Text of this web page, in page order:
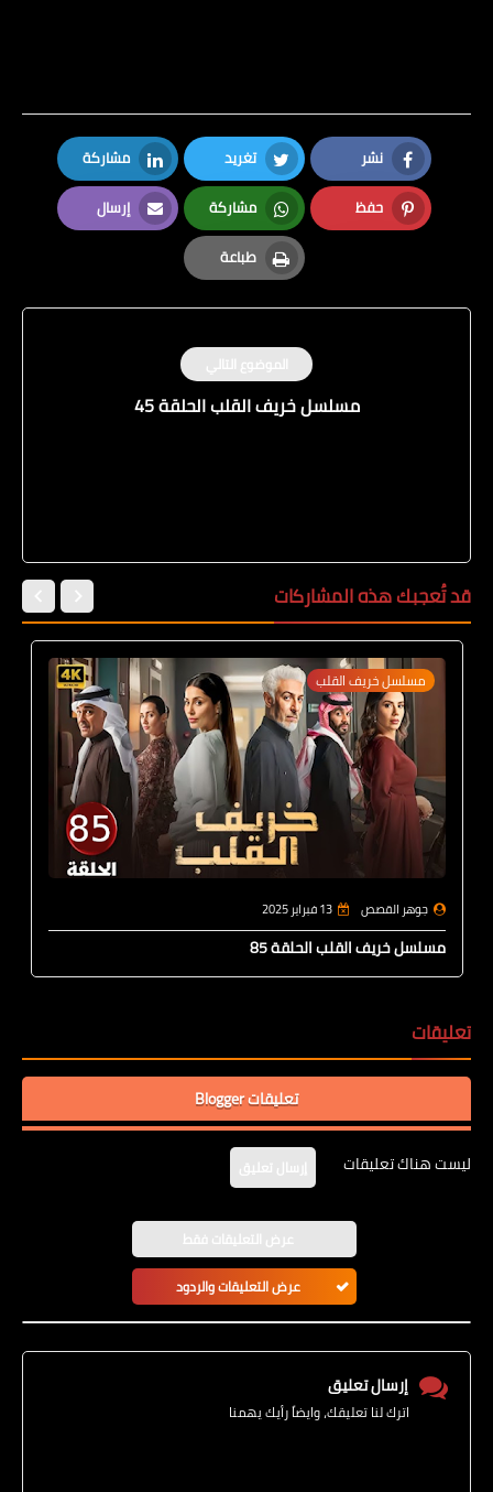
نشر
Facebook
تغريد
Twitter
مشاركة
LinkedIn
حفظ
Pinterest
مشاركة
Whatsapp
إرسال
Email
طباعة
Print
الموضوع التالي
مسلسل خريف القلب الحلقة 45
قد تُعجبك هذه المشاركات
مسلسل خريف القلب
جوهر القصص 13 فبراير 2025
مسلسل خريف القلب الحلقة 85
تعليقات
تعليقات Blogger
ليست هناك تعليقات إرسال تعليق
عرض التعليقات فقط
عرض التعليقات والردود
إرسال تعليق
اترك لنا تعليقك، وايضاً رأيك يهمنا